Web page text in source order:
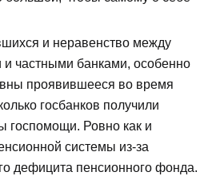
и неравенство между
и частными банками, особенно
проявившееся во время
госбанков получили
госпомощи. Ровно как и
системы из-за
дефицита пенсионного фонда.